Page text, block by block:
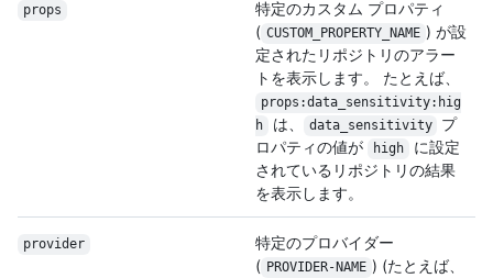
props
特定のカスタム プロパティ
( CUSTOM_PROPERTY_ NAME ) が設
定されたリポジトリのアラー
トを表示します。 たとえば、
props:data_sensitivity:hig
h
は、 data_sensitivity
プ
ロパティの値が
high
に設定
されているリポジトリの結果
を表示します。
provider
特定のプロバイダー
( PROVIDER-NAME ) (たとえば、